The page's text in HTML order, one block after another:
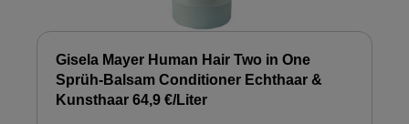
Gisela Mayer Human Hair Two in One
Sprüh-Balsam Conditioner Echthaar &
Kunsthaar 64,9 €/Liter